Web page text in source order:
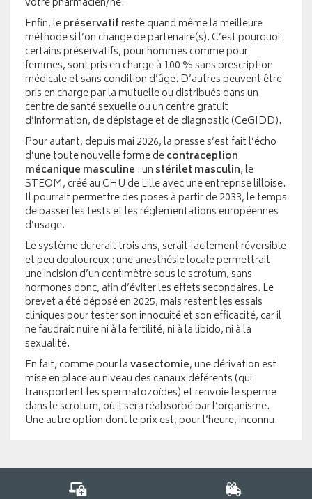
Enfin, lepréservatifreste quand même la meilleure
méthode si l’on change de partenaire(s). C’est pourquoi
certains préservatifs, pour hommes comme pour
femmes, sont pris en charge à 100 % sans prescription
médicale et sans condition d’âge. D’autres peuvent être
pris en charge par la mutuelle ou distribués dans un
centre de santé sexuelle ou un centre gratuit
d’information, de dépistage et de diagnostic (CeGIDD).
Pour autant, depuis mai 2026, la presse s’est fait l’écho
d’une toute nouvelle forme decontraception
mécanique masculine : un stérilet masculin, le
STEOM, créé au CHU de Lille avec une entreprise lilloise.
Il pourrait permettre des poses à partir de 2033, le temps
de passer les tests et les réglementations européennes
d’usage.
Le système durerait trois ans, serait facilement réversible
et peu douloureux : une anesthésie locale permettrait
une incision d’un centimètre sous le scrotum, sans
hormones donc, afin d’éviter les effets secondaires. Le
brevet a été déposé en 2025, mais restent les essais
cliniques pour tester son innocuité et son efficacité, car il
ne faudrait nuire ni à la fertilité, ni à la libido, ni à la
sexualité.
En fait, comme pour lavasectomie, une dérivation est
mise en place au niveau des canaux déférents (qui
transportent les spermatozoïdes) et renvoie le sperme
dans le scrotum, où il sera réabsorbé par l’organisme.
Une autre option dont le prix est, pour l’heure, inconnu.